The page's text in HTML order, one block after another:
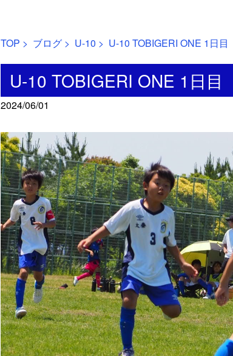
TOP > ブログ > U-10 > U-10 TOBIGERI ONE 1日目
U-10 TOBIGERI ONE 1日目
2024/06/01